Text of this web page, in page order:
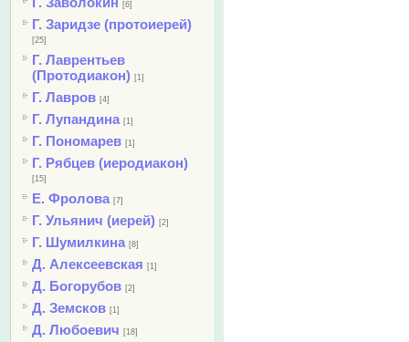
[6]
Г. Заридзе (протоиерей)
[25]
Г. Лаврентьев
(Протодиакон) [1]
Г. Лавров [4]
Г. Лупандина [1]
Г. Пономарев [1]
Г. Рябцев (иеродиакон)
[15]
Е. Фролова [7]
Г. Ульянич (иерей) [2]
Г. Шумилкина [8]
Д. Алексеевская [1]
Д. Богорубов [2]
Д. Земсков [1]
Д. Любоевич [18]